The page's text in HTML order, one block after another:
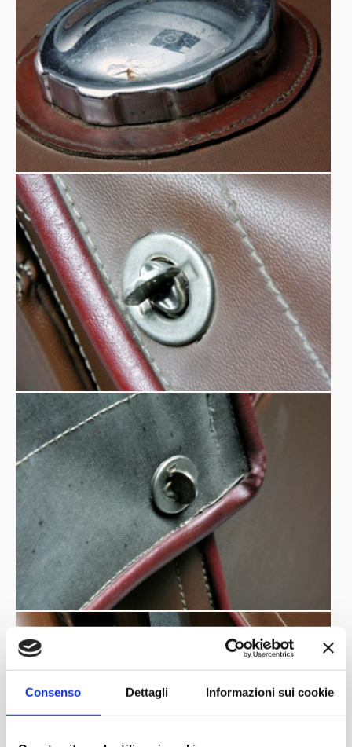
Consenso Dettagli Informazioni sui cookie